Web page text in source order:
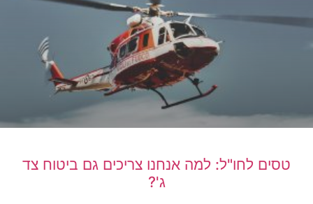
טסים לחו"ל: למה אנחנו צריכים גם ביטוח צד
ג'?